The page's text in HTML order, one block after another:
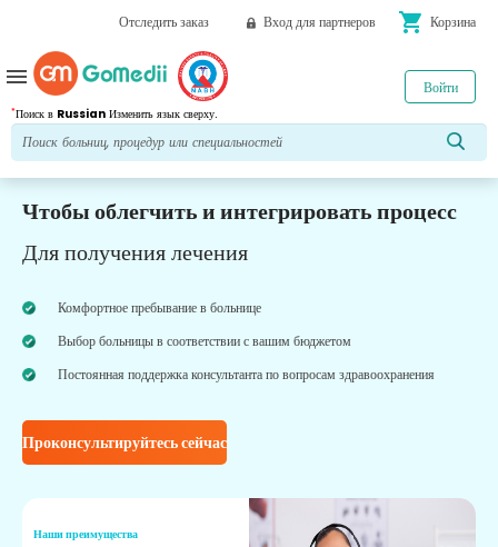
Отследить заказ Вход для партнеров shopping_cart Корзина
*Поиск в Russian Изменить язык сверху.
Войти
menu
Чтобы облегчить и интегрировать процесс
Для получения лечения
Комфортное пребывание в больнице
Выбор больницы в соответствии с вашим бюджетом
Постоянная поддержка консультанта по вопросам здравоохранения
Проконсультируйтесь сейчас
Наши преимущества